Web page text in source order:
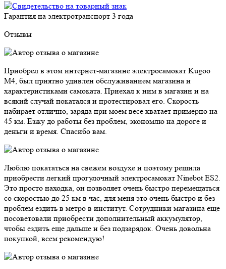
Гарантия на электротранспорт 3 года
Отзывы
Приобрел в этом интернет-магазине электросамокат Kugoo
M4, был приятно удивлен обслуживанием магазина и
характеристиками самоката. Приехал к ним в магазин и на
всякий случай покатался и протестировал его. Скорость
набирает отлично, заряда при моем весе хватает примерно на
45 км. Езжу до работы без проблем, экономлю на дороге и
деньги и время. Спасибо вам.
Люблю покататься на свежем воздухе и поэтому решила
приобрести легкий прогулочный электросамокат Ninebot ES2.
Это просто находка, он позволяет очень быстро перемещаться
со скоростью до 25 км в час, для меня это очень быстро и без
проблем ездить в метро в институт. Сотрудники магазина еще
посоветовали приобрести дополнительный аккумулятор,
чтобы ездить еще дальше и без подзарядок. Очень довольна
покупкой, всем рекомендую!